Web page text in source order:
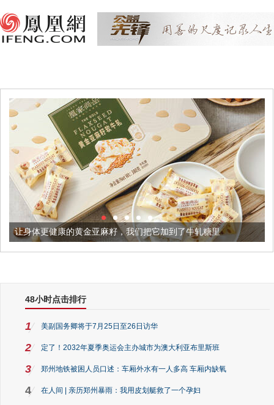
金亚麻籽，我们把它加到了牛轧糖里 被列入佛家七宝的
48小时点击排行
1 美副国务卿将于7月25日至26日访华
2 定了！2032年夏季奥运会主办城市为澳大利亚布里斯班
3 郑州地铁被困人员口述：车厢外水有一人多高 车厢内缺氧
4 在人间 | 亲历郑州暴雨：我用皮划艇救了一个孕妇